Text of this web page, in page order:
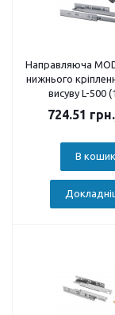
Направляюча
нижнього
висуву L-500
724.51 грн.
В кошик